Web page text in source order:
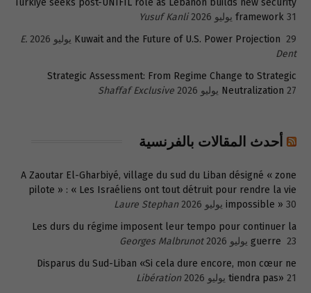
framework 31 يوليو 2026
Yusuf Kanli
Kuwait and the Future of U.S. Power Projection 29 يوليو 2026
E.
Dent
Strategic Assessment: From Regime Change to Strategic
Neutralization 27 يوليو 2026 Shaffaf Exclusive
أحدث المقالات بالفرنسية
A Zaoutar El-Gharbiyé, village du sud du Liban désigné « zone
pilote » : « Les Israéliens ont tout détruit pour rendre la vie
impossible » 30 يوليو 2026
Laure Stephan
Les durs du régime imposent leur tempo pour continuer la
guerre 23 يوليو 2026
Georges Malbrunot
Disparus du Sud-Liban «Si cela dure encore, mon cœur ne
tiendra pas» 21 يوليو 2026
Libération